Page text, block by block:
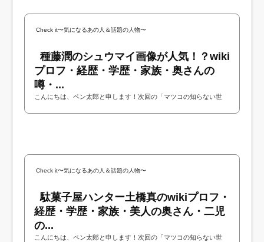
Check it〜気になるあの人＆話題の人物〜
種藤潤のシュウマイ画像が人気！？wiki
プロフ・経歴・学歴・家族・奥さんの
噂・...
こんにちは、ペン太郎と申します！次回の「マツコの知らない世
Check it〜気になるあの人＆話題の人物〜
駄菓子屋ハンター土橋真のwikiプロフ・
経歴・学歴・家族・美人の奥さん・二児
の...
こんにちは、ペン太郎と申します！次回の「マツコの知らない世